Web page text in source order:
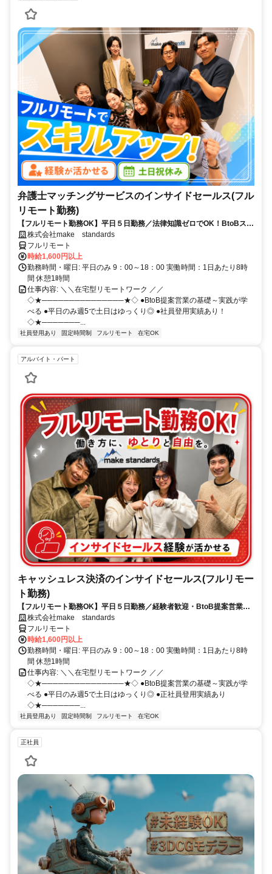
弁護士マッチングサービスのインサイドセールス(フル
リモート勤務)
【フルリモート勤務OK】平日５日勤務／法律知識ゼロでOK！BtoBスキ
ルが身につく営業職
株式会社make standards
フルリモート
時給1,600円以上
勤務時間・曜日: 平日のみ 9：00～18：00 実働時間：1日あたり8時
間 休憩1時間
仕事内容: ＼＼在宅型リモートワーク ／／
◇★───────────────★◇ ●BtoB提案営業の基礎～実践が学
べる ●平日のみ週5で土日はゆっくり◎ ●社員登用実績あり！
◇★───────...
社員登用あり 固定時間制 フルリモート 在宅OK
アルバイト・パート
キャッシュレス決済のインサイドセールス(フルリモー
ト勤務)
【フルリモート勤務OK】平日５日勤務／経験者歓迎・BtoB提案営業で
スキルアップ
株式会社make standards
フルリモート
時給1,600円以上
勤務時間・曜日: 平日のみ 9：00～18：00 実働時間：1日あたり8時
間 休憩1時間
仕事内容: ＼＼在宅型リモートワーク ／／
◇★───────────────★◇ ●BtoB提案営業の基礎～実践が学
べる ●平日のみ週5で土日はゆっくり◎ ●正社員登用実績あり
◇★───────...
社員登用あり 固定時間制 フルリモート 在宅OK
正社員